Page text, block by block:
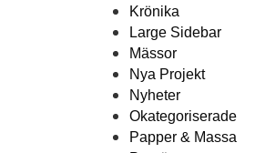
Krönika
Large Sidebar
Mässor
Nya Projekt
Nyheter
Okategoriserade
Papper & Massa